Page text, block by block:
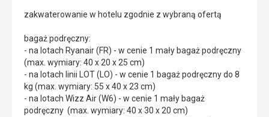
zakwaterowanie w hotelu zgodnie z wybraną ofertą
bagaż podręczny:
- na lotach Ryanair (FR) - w cenie 1 mały bagaż podręczny
(max. wymiary: 40 x 20 x 25 cm)
- na lotach linii LOT (LO) - w cenie 1 bagaż podręczny do 8
kg (max. wymiary: 55 x 40 x 23 cm)
- na lotach Wizz Air (W6) - w cenie 1 mały bagaż
podręczny (max. wymiary: 40 x 30 x 20 cm)